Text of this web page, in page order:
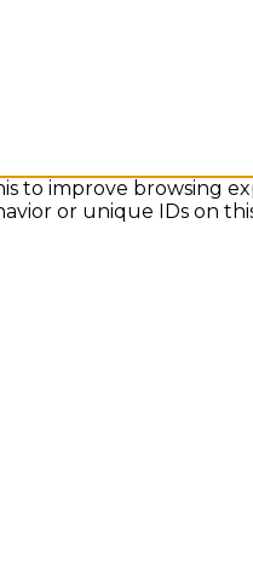
to improve browsing
or unique IDs on